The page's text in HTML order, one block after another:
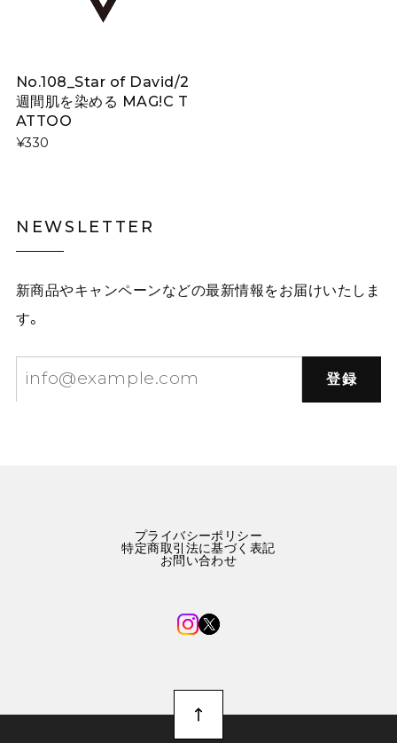
No.108_Star of David/2
週間肌を染める MAG!C T
ATTOO
¥330
NEWSLETTER
新商品やキャンペーンなどの最新情報をお届けいたしま
す。
登録
プライバシーポリシー
特定商取引法に基づく表記
お問い合わせ